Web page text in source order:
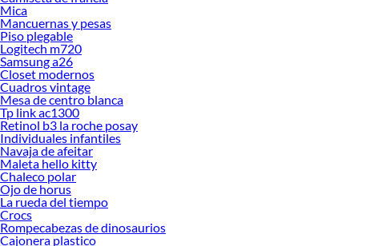
Mica
Mancuernas y pesas
Piso plegable
Logitech m720
Samsung a26
Closet modernos
Cuadros vintage
Mesa de centro blanca
Tp link ac1300
Retinol b3 la roche posay
Individuales infantiles
Navaja de afeitar
Maleta hello kitty
Chaleco polar
Ojo de horus
La rueda del tiempo
Crocs
Rompecabezas de dinosaurios
Cajonera plastico